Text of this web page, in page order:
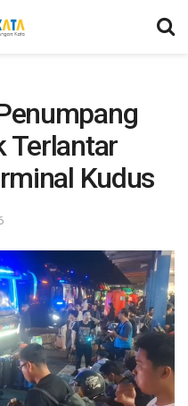
Terlantar
Kudus